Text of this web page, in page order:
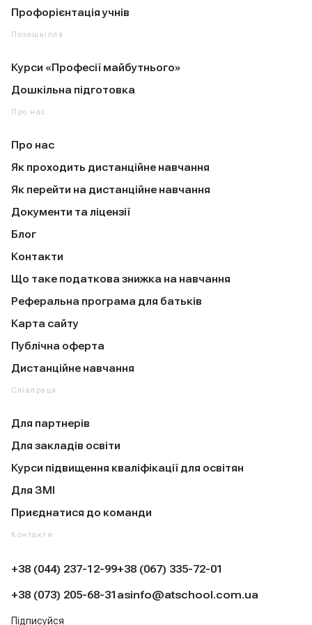
Профорієнтація учнів
Позашкілля
Курси «Професії майбутнього»
Дошкільна підготовка
Про нас
Про нас
Як проходить дистанційне навчання
Як перейти на дистанційне навчання
Документи та ліцензії
Блог
Контакти
Що таке податкова знижка на навчання
Реферальна програма для батьків
Карта сайту
Публічна оферта
Дистанційне навчання
Співпраця
Для партнерів
Для закладів освіти
Курси підвищення кваліфікації для освітян
Для ЗМІ
Приєднатися до команди
Контакти
+38 (044) 237-12-99+38 (067) 335-72-01
+38 (073) 205-68-31 asinfo@atschool.com.ua
Підписуйся